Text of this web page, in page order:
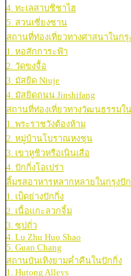
4. ทะเลสาบชิชาไฮ
5. สวนเซี่ยงซาน
สถานที่ท่องเที่ยวทางศาสนาในกรุ
1. หอสักการะฟ้า
2. วัดขงจื้อ
3. มัสยิด Niuje
4. มัสยิดถนน Jinshifang
สถานที่ท่องเที่ยวทางวัฒนธรรมใ
1. พระราชวังต้องห้าม
2. หมู่บ้านโบราณหงชุน
3. เขาหูชิวหรือเนินเสือ
4. ปักกิ่งโอเปร่า
ลิ้มรสอาหารหลากหลายในกรุงปั
1. เป็ดย่างปักกิ่ง
2. เนื้อแกะลวกจิ้ม
3. ซุปถั่ว
4. Lu Zhu Huo Shao
5. Guan Chang
สถานบันเทิงยามค่ำคืนในปักกิ่ง
1. Hutong Alleys